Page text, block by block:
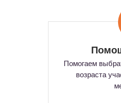
Помогаем
возраста